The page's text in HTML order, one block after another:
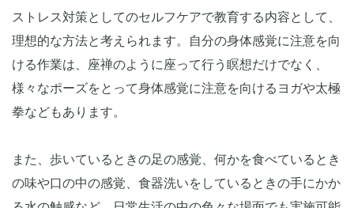
ストレス対策としてのセルフケアで教育する内容として、
理想的な方法と考えられます。自分の身体感覚に注意を向
ける作業は、座禅のように座って行う瞑想だけでなく、
様々なポーズをとって身体感覚に注意を向けるヨガや太極
拳などもあります。
また、歩いているときの足の感覚、何かを食べているとき
の味や口の中の感覚、食器洗いをしているときの手にかか